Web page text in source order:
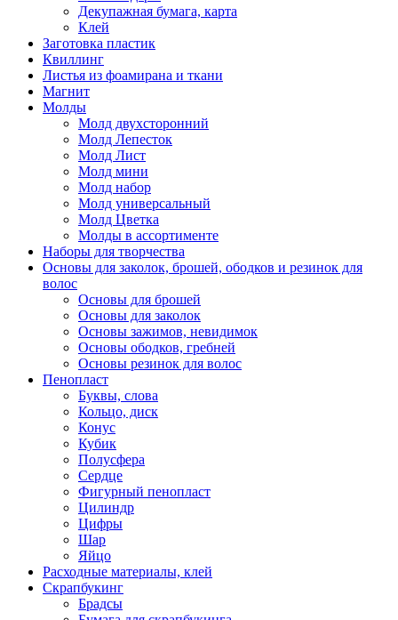
Декупажная бумага, карта
Клей
Заготовка пластик
Квиллинг
Листья из фоамирана и ткани
Магнит
Молды
Молд двухсторонний
Молд Лепесток
Молд Лист
Молд мини
Молд набор
Молд универсальный
Молд Цветка
Молды в ассортименте
Наборы для творчества
Основы для заколок, брошей, ободков и резинок для
волос
Основы для брошей
Основы для заколок
Основы зажимов, невидимок
Основы ободков, гребней
Основы резинок для волос
Пенопласт
Буквы, слова
Кольцо, диск
Конус
Кубик
Полусфера
Сердце
Фигурный пенопласт
Цилиндр
Цифры
Шар
Яйцо
Расходные материалы, клей
Скрапбукинг
Брадсы